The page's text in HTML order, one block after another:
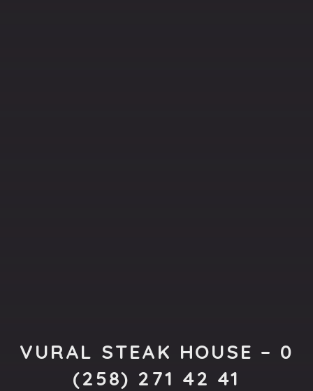
VURAL STEAK HOUSE – 0
(258) 271 42 41